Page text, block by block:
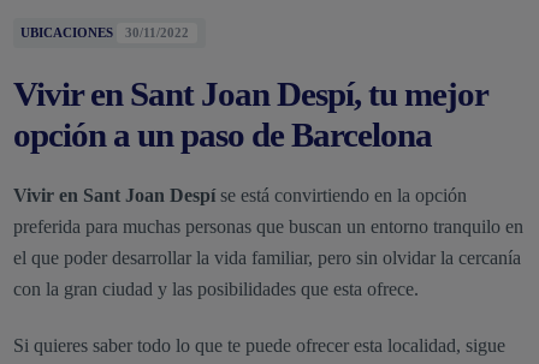
UBICACIONES 30/11/2022
Vivir en Sant Joan Despí, tu mejor
opción a un paso de Barcelona
Vivir en Sant Joan Despíse está convirtiendo en la opción
preferida para muchas personas que buscan un entorno tranquilo en
el que poder desarrollar la vida familiar, pero sin olvidar la cercanía
con la gran ciudad y las posibilidades que esta ofrece.
Si quieres saber todo lo que te puede ofrecer esta localidad, sigue